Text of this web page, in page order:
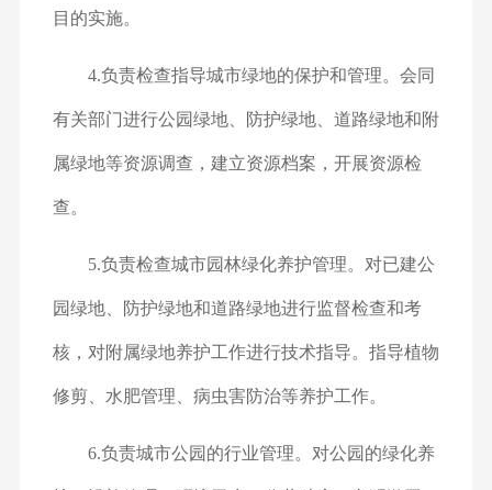
目的实施。
4.负责检查指导城市绿地的保护和管理。会同
有关部门进行公园绿地、防护绿地、道路绿地和附
属绿地等资源调查，建立资源档案，开展资源检
查。
5.负责检查城市园林绿化养护管理。对已建公
园绿地、防护绿地和道路绿地进行监督检查和考
核，对附属绿地养护工作进行技术指导。指导植物
修剪、水肥管理、病虫害防治等养护工作。
6.负责城市公园的行业管理。对公园的绿化养